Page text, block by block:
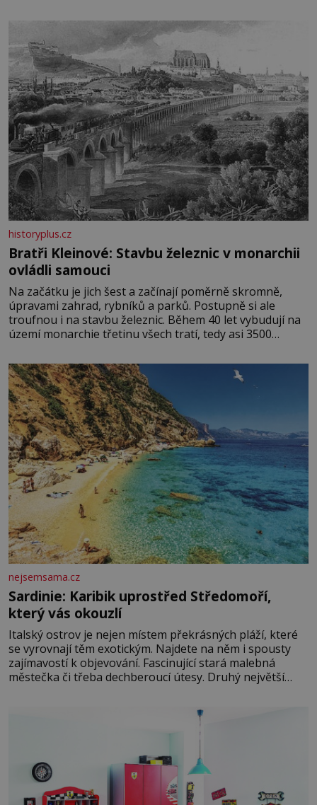
historyplus.cz
Bratři Kleinové: Stavbu železnic v monarchii
ovládli samouci
Na začátku je jich šest a začínají poměrně skromně,
úpravami zahrad, rybníků a parků. Postupně si ale
troufnou i na stavbu železnic. Během 40 let vybudují na
území monarchie třetinu všech tratí, tedy asi 3500
ducha zdědí bratři Kleinové po otci Johannovi (1756–
1835), který má malý statek na Jesenicku
nejsemsama.cz
Sardinie: Karibik uprostřed Středomoří,
který vás okouzlí
Italský ostrov je nejen místem překrásných pláží, které
se vyrovnají těm exotickým. Najdete na něm i spousty
zajímavostí k objevování. Fascinující stará malebná
městečka či třeba dechberoucí útesy. Druhý největší
bohatou historií i luxusem.Zjistěte,